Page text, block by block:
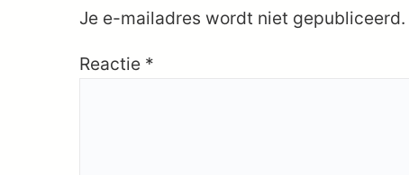
Je e-mailadres wordt niet gepubliceerd.
Reactie *